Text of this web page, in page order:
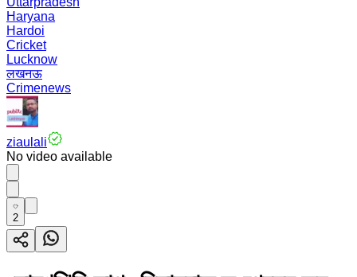
Haryana
Hardoi
Cricket
Lucknow
लखनऊ
Crimenews
ziaulali
No video available
2